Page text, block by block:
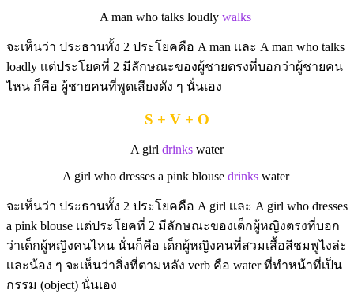
A man who talks loudly walks
จะเห็นว่า ประธานทั้ง 2 ประโยคคือ A man เเละ A man who talks
loadly เเต่ประโยคที่ 2 มีลักษณะของผู้ชายตรงที่บอกว่าผู้ชายคน
ไหน ก็คือ ผู้ชายคนที่พูดเสียงดัง ๆ นั่นเอง
S + V + O
A girl drinks water
A girl who dresses a pink blouse drinkswater
จะเห็นว่า ประธานทั้ง 2 ประโยคคือ A girl เเละ A girl who dresses
a pink blouse เเต่ประโยคที่ 2 มีลักษณะของเด็กผู้หญิงตรงที่บอก
ว่าเด็กผู้หญิงคนไหน นั่นก็คือ เด็กผู้หญิงคนที่สวมเสื้อสีชมพูไงล่ะ
เเละน้อง ๆ จะเห็นว่าสิ่งที่ตามหลัง verb คือ water ที่ทำหน้าที่เป็น
กรรม (object) นั่นเอง